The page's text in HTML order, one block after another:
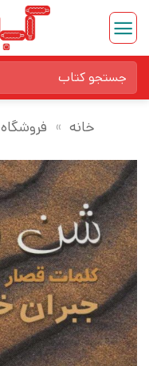
Skip
content
برای:
خانه » فروشگاه